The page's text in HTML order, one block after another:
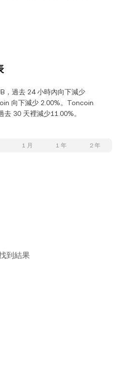
，過去 24 小時內向下減少
向下減少 2.00%。Toncoin
30 天裡減少11.00%。
1 月 1 年 2 年
到結果